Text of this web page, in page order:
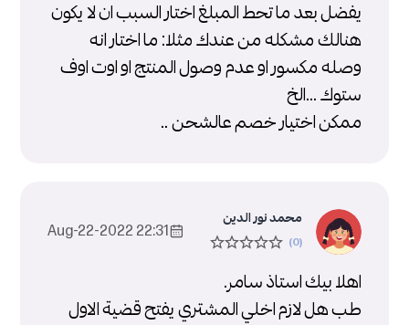
يفضل بعد ما تحط المبلغ اختار السبب ان لا يكون
هنالك مشكله من عندك مثلا: ما اختار انه
وصله مكسور او عدم وصول المنتج او اوت اوف
ستوك ...الخ
ممكن اختيار خصم عالشحن ..
محمد نور الدين
22:31 2022-Aug-22
اهلا بيك استاذ سامر.
طب هل لازم اخلي المشتري يفتح قضية الاول